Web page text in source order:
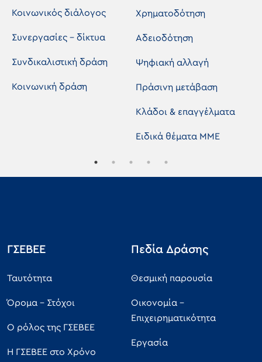
Κοινωνικός διάλογος
Συνεργασίες - δίκτυα
Συνδικαλιστική δράση
Κοινωνική δράση
Χρηματοδότηση
Αδειοδότηση
Ψηφιακή αλλαγή
Πράσινη μετάβαση
Κλάδοι & επαγγέλματα
Ειδικά θέματα ΜΜΕ
ΓΣΕΒΕΕ
Ταυτότητα
Όρομα - Στόχοι
Ο ρόλος της ΓΣΕΒΕΕ
Η ΓΣΕΒΕΕ στο Χρόνο
Πεδία Δράσης
Θεσμική παρουσία
Οικονομία -
Επιχειρηματικότητα
Εργασία